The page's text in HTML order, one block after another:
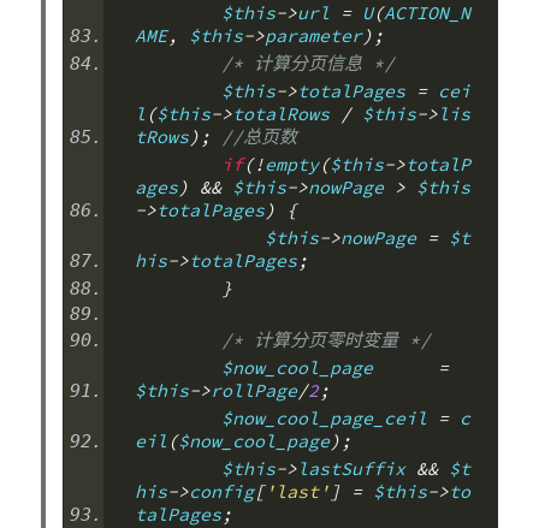
        $this
->url = U(ACTION_N
AME, $this->parameter);
/* 计算分页信息 */
        $this
->totalPages = cei
l ($this->totalRows / $this->lis
tRows );
//总页数
if(!empty($this->totalP
ages ) && $this->nowPage > $this
->totalPages )
{
            $this
->nowPage = $t
his->totalPages;
}
/* 计算分页零时变量 */
        $now_cool_page
=
$this->rollPage/2;
        $now_cool_page_ceil
= c
eil ($now_cool_page);
        $this
->lastSuffix && $t
his->config['last' ] = $this->to
talPages;